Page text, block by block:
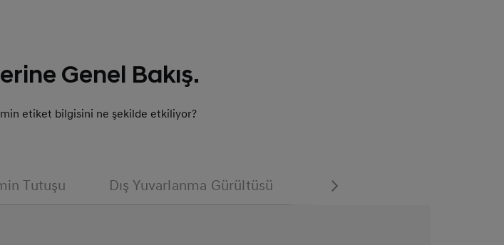
Genel Bakış.
etiket bilgisini ne şekilde etkiliyor?
Tutuşu Dış Yuvarlanma Gürültüsü Kar Lastiği